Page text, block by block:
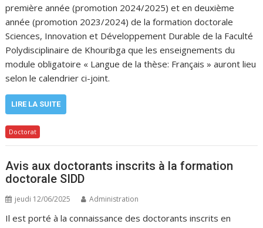
première année (promotion 2024/2025) et en deuxième
année (promotion 2023/2024) de la formation doctorale
Sciences, Innovation et Développement Durable de la Faculté
Polydisciplinaire de Khouribga que les enseignements du
module obligatoire « Langue de la thèse: Français » auront lieu
selon le calendrier ci-joint.
LIRE LA SUITE
Doctorat
Avis aux doctorants inscrits à la formation
doctorale SIDD
jeudi 12/06/2025 Administration
Il est porté à la connaissance des doctorants inscrits en